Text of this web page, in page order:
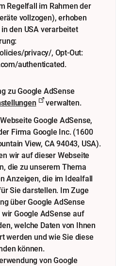
Regelfall im Rahmen der
vollzogen), erhoben
den USA verarbeitet
privacy/, Opt-Out:
authenticated.
zu Google AdSense
verwalten.
Google AdSense,
Firma Google Inc. (1600
View, CA 94043, USA).
wir auf dieser Webseite
die zu unserem Thema
Anzeigen, die im Idealfall
Sie darstellen. Im Zuge
über Google AdSense
Google AdSense auf
welche Daten von Ihnen
werden und wie Sie diese
können.
von Google